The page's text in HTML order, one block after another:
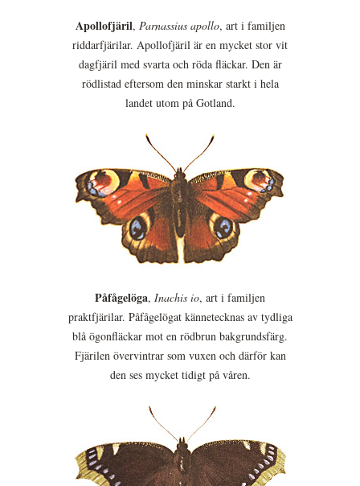
Apollofjäril, Parnassius apollo, art i familjen
riddarfjärilar. Apollofjäril är en mycket stor vit
dagfjäril med svarta och röda fläckar. Den är
rödlistad eftersom den minskar starkt i hela
landet utom på Gotland.
Påfågelöga, Inachis io, art i familjen
praktfjärilar. Påfågelögat kännetecknas av tydliga
blå ögonfläckar mot en rödbrun bakgrundsfärg.
Fjärilen övervintrar som vuxen och därför kan
den ses mycket tidigt på våren.